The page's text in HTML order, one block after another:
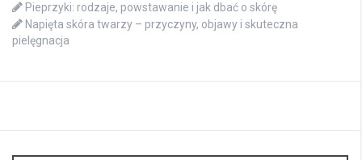
Pieprzyki: rodzaje, powstawanie i jak dbać o skórę
Napięta skóra twarzy – przyczyny, objawy i skuteczna
pielęgnacja